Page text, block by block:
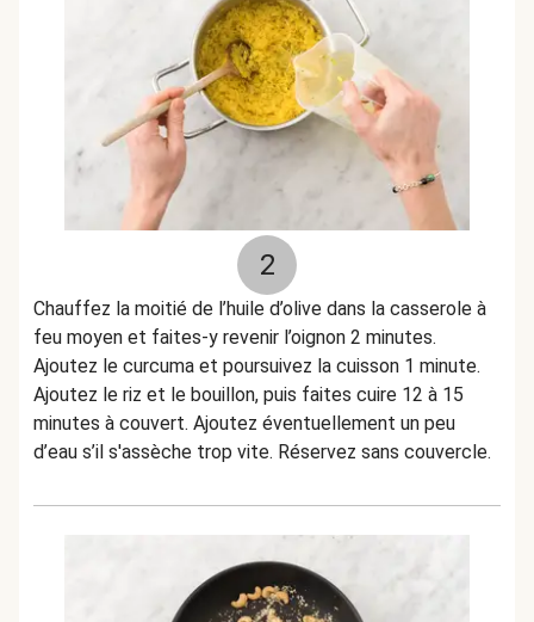
2
Chauffez la moitié de l’huile d’olive dans la casserole à
feu moyen et faites-y revenir l’oignon 2 minutes.
Ajoutez le curcuma et poursuivez la cuisson 1 minute.
Ajoutez le riz et le bouillon, puis faites cuire 12 à 15
minutes à couvert. Ajoutez éventuellement un peu
d’eau s’il s'assèche trop vite. Réservez sans couvercle.